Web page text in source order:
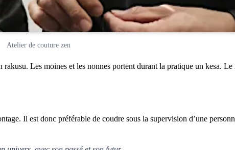
Atelier de couture zen
Les moines et les nonnes portent durant la pratique un kesa.
Il est donc préférable de coudre sous la supervision d’une